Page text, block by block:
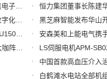
(2)
黑芝麻智能发布华山
(2)
(2)
LS伺服电机APM-
中国首款高血压介入